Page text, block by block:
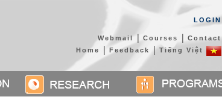
LOGIN
Webmail| Courses | Contact
Home
| Feedback |Tiếng Việt